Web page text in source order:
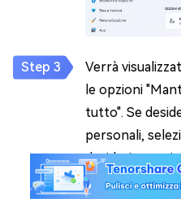
Verrà
le opzioni
tutto". Se
personali,
desideri
senza